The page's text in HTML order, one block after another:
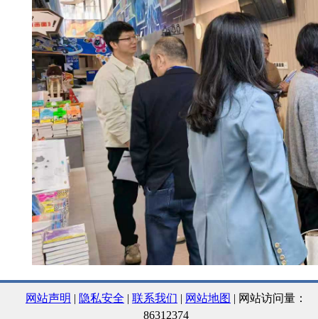
网站声明 | 隐私安全 | 联系我们 | 网站地图 | 网站访问量：
86312374